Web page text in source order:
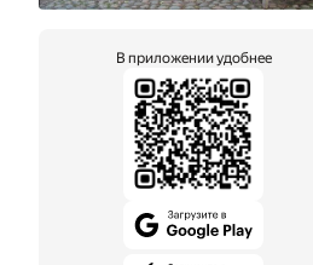
В приложении удобнее